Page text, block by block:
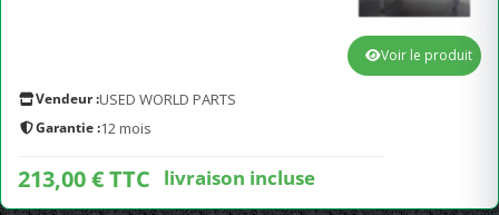
Vendeur :USED WORLD PARTS
Garantie :12 mois
213,00 € TTC livraison incluse
Voir le produit